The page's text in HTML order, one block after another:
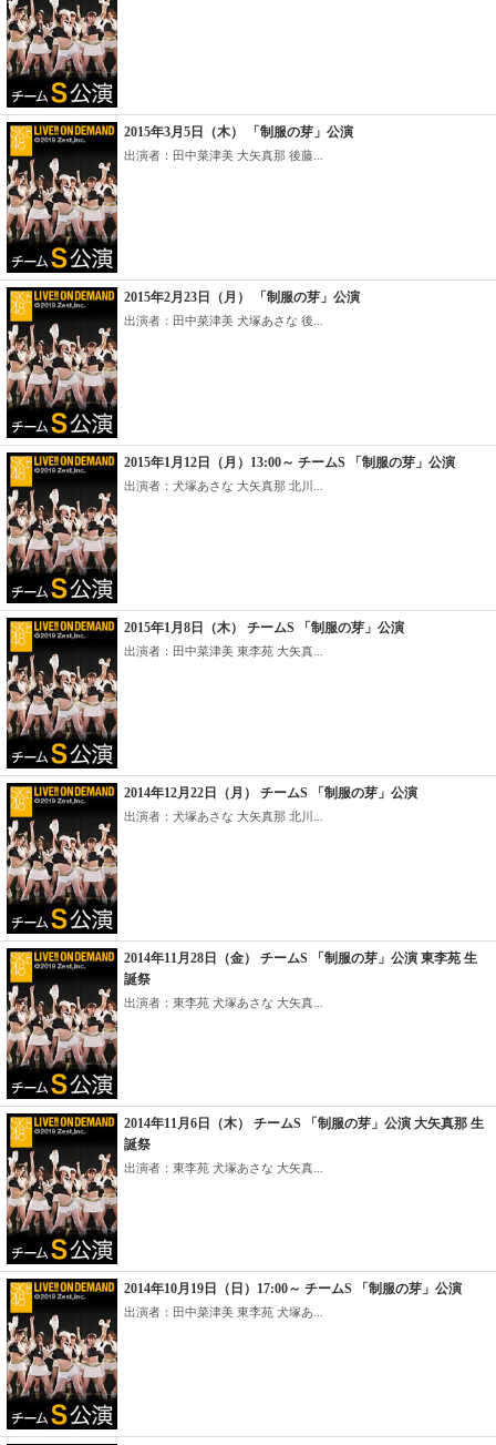
2015年3月5日（木） 「制服の芽」公演
出演者：田中菜津美 大矢真那 後藤...
2015年2月23日（月） 「制服の芽」公演
出演者：田中菜津美 犬塚あさな 後...
2015年1月12日（月）13:00～ チームS 「制服の芽」公演
出演者：犬塚あさな 大矢真那 北川...
2015年1月8日（木） チームS 「制服の芽」公演
出演者：田中菜津美 東李苑 大矢真...
2014年12月22日（月） チームS 「制服の芽」公演
出演者：犬塚あさな 大矢真那 北川...
2014年11月28日（金） チームS 「制服の芽」公演 東李苑 生
誕祭
出演者：東李苑 犬塚あさな 大矢真...
2014年11月6日（木） チームS 「制服の芽」公演 大矢真那 生
誕祭
出演者：東李苑 犬塚あさな 大矢真...
2014年10月19日（日）17:00～ チームS 「制服の芽」公演
出演者：田中菜津美 東李苑 犬塚あ...